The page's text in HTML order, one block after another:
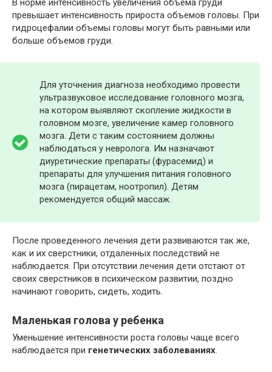
В норме интенсивность увеличения объема груди
превышает интенсивность прироста объемов головы. При
гидроцефалии объемы головы могут быть равными или
больше объемов груди.
Для уточнения диагноза необходимо провести
ультразвуковое исследование головного мозга,
на котором выявляют скопление жидкости в
головном мозге, увеличение камер головного
мозга. Дети с таким состоянием должны
наблюдаться у невролога. Им назначают
диуретические препараты (фурасемид) и
препараты для улучшения питания головного
мозга (пирацетам, ноотропил). Детям
рекомендуется общий массаж.
После проведенного лечения дети развиваются так же,
как и их сверстники, отдаленных последствий не
наблюдается. При отсутствии лечения дети отстают от
своих сверстников в психическом развитии, поздно
начинают говорить, сидеть, ходить.
Маленькая голова у ребенка
Уменьшение интенсивности роста головы чаще всего
наблюдается при генетических заболеваниях.